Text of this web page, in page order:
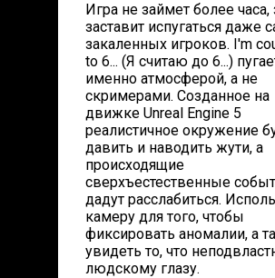
Игра не займет более часа,
заставит испугаться даже
закаленных игроков. I'm
to 6... (Я считаю до 6...)
именно атмосферой, а не
скримерами. Созданное на
движке Unreal Engine 5
реалистичное окружение
давить и наводить жути, а
происходящие
сверхъестественные
дадут расслабиться.
камеру для того, чтобы
фиксировать аномалии, а
увидеть то, что
людскому глазу.